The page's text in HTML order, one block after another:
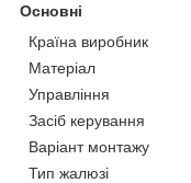
Основні
Країна виробник
Матеріал
Управління
Засіб керування
Варіант монтажу
Тип жалюзі